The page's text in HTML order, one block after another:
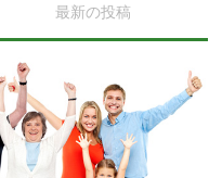
最新の投稿